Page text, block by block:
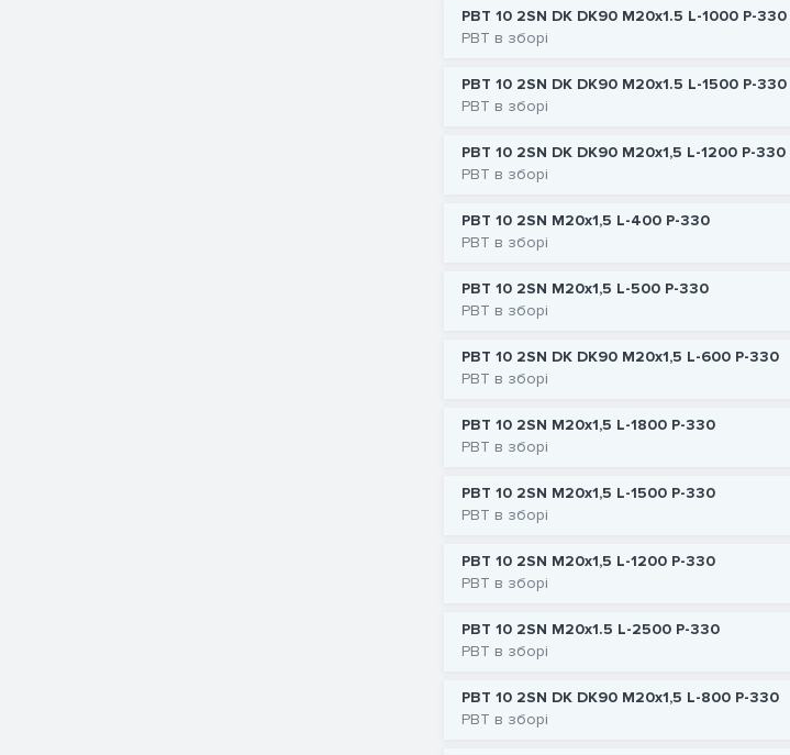
РВТ 10 2SN DK DK90 M20x1.5 L-1000 P-330
РВТ в зборі
РВТ 10 2SN DK DK90 M20x1.5 L-1500 P-330
РВТ в зборі
РВТ 10 2SN DK DK90 M20x1,5 L-1200 P-330
РВТ в зборі
РВТ 10 2SN M20x1,5 L-400 P-330
РВТ в зборі
РВТ 10 2SN M20x1,5 L-500 P-330
РВТ в зборі
РВТ 10 2SN DK DK90 M20x1,5 L-600 P-330
РВТ в зборі
РВТ 10 2SN M20x1,5 L-1800 P-330
РВТ в зборі
РВТ 10 2SN M20x1,5 L-1500 P-330
РВТ в зборі
РВТ 10 2SN M20x1,5 L-1200 P-330
РВТ в зборі
РВТ 10 2SN M20x1.5 L-2500 P-330
РВТ в зборі
РВТ 10 2SN DK DK90 M20x1,5 L-800 P-330
РВТ в зборі